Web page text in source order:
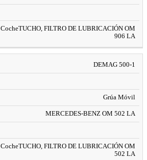
CocheTUCHO, FILTRO DE LUBRICACIÓN OM
906 LA
DEMAG 500-1
Grúa Móvil
MERCEDES-BENZ OM 502 LA
CocheTUCHO, FILTRO DE LUBRICACIÓN OM
502 LA